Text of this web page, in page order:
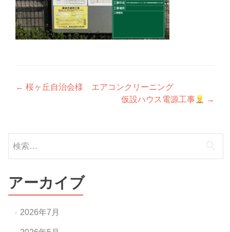
投
ビ
ゲ
ー
シ
ョ
← 桜ヶ丘自治会様 エアコンクリーニング
仮設ハウス電源工事
→
索:
アーカイブ
2026年7月